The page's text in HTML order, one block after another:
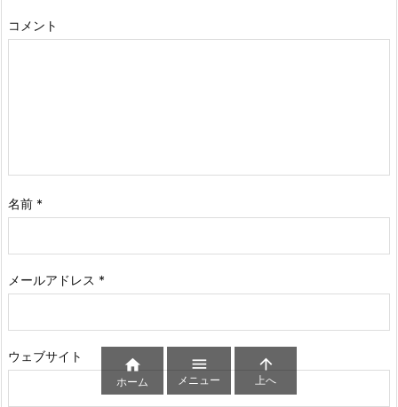
コメント
名前 *
メールアドレス *
ウェブサイト 
ホーム

メニュー

上へ